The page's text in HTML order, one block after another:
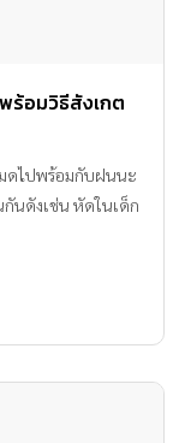
ร้อมวิธีสังเกต
ดไปพร้อมกับฝนนะ
นดังเช่น หัดในเด็ก